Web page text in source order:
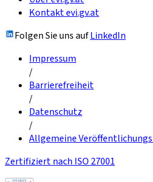
Kontakt evi.gv.at
Folgen Sie uns aufLinkedIn
Impressum
/
Barrierefreiheit
/
Datenschutz
/
Allgemeine
Zertifiziert nach ISO 27001